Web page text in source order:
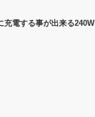
充電する事が出来る240W